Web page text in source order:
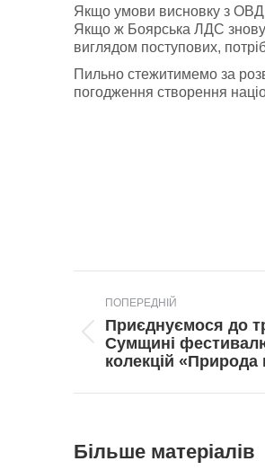
Якщо умови висновку з ОВД
Якщо ж Боярська ЛДС знову
виглядом поступових,
Пильно стежитимемо за
погодження створення
navigation
ПОПЕРЕДНІЙ
Попередній
пост:
Приєднуємося до
Сумщині
колекцій «Природа
Більше матеріалів